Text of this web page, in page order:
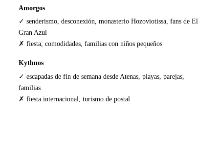
Amorgos
✓ senderismo, desconexión, monasterio Hozoviotissa, fans de El
Gran Azul
✗ fiesta, comodidades, familias con niños pequeños
Kythnos
✓ escapadas de fin de semana desde Atenas, playas, parejas,
familias
✗ fiesta internacional, turismo de postal